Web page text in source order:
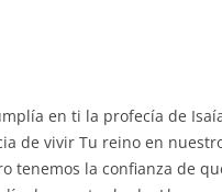
en ti la profecía de
de vivir Tu reino en
tenemos la confianza de